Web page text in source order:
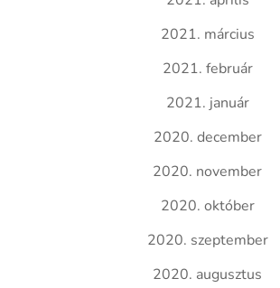
2021. március
2021. február
2021. január
2020. december
2020. november
2020. október
2020. szeptember
2020. augusztus